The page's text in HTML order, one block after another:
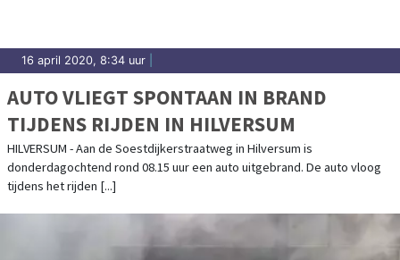
16 april 2020, 8:34 uur
AUTO VLIEGT SPONTAAN IN BRAND
TIJDENS RIJDEN IN HILVERSUM
HILVERSUM - Aan de Soestdijkerstraatweg in Hilversum is
donderdagochtend rond 08.15 uur een auto uitgebrand. De auto vloog
tijdens het rijden [...]